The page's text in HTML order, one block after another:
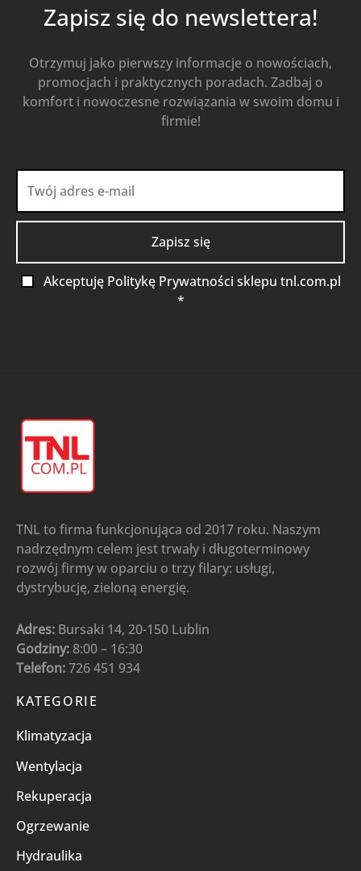
Zapisz się do newslettera!
Otrzymuj jako pierwszy informacje o nowościach,
promocjach i praktycznych poradach. Zadbaj o
komfort i nowoczesne rozwiązania w swoim domu i
firmie!
Akceptuję Politykę Prywatności sklepu tnl.com.pl
*
TNL to firma funkcjonująca od 2017 roku. Naszym
nadrzędnym celem jest trwały i długoterminowy
rozwój firmy w oparciu o trzy filary: usługi,
dystrybucję, zieloną energię.
Adres: Bursaki 14, 20-150 Lublin
Godziny: 8:00 – 16:30
Telefon:726 451 934
KATEGORIE
Klimatyzacja
Wentylacja
Rekuperacja
Ogrzewanie
Hydraulika